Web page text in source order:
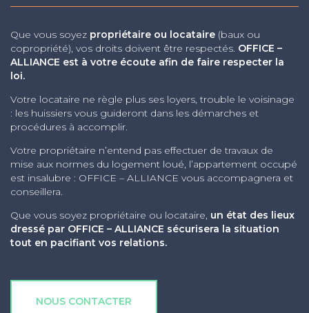
Que vous soyez propriétaire ou locataire (baux ou
copropriété), vos droits doivent être respectés. OFFICE –
ALLIANCE est à votre écoute afin de faire respecter la
loi.
Votre locataire ne règle plus ses loyers, trouble le voisinage
: les huissiers vous guideront dans les démarches et
procédures à accomplir.
Votre propriétaire n’entend pas effectuer de travaux de
mise aux normes du logement loué, l’appartement occupé
est insalubre : OFFICE – ALLIANCE vous accompagnera et
conseillera.
Que vous soyez propriétaire ou locataire, un état des lieux
dressé par OFFICE – ALLIANCE sécurisera la situation
tout en pacifiant vos relations.
NOUS CONTACTER